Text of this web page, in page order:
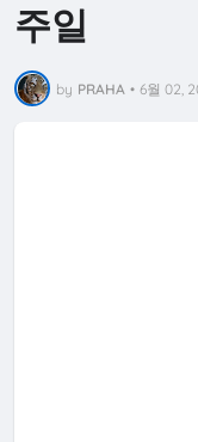
주일
by PRAHA • 6월 02,